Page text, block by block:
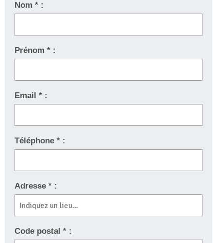
Nom * :
Prénom * :
Email * :
Téléphone * :
Adresse * :
Code postal * :